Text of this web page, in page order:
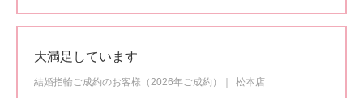
大満足しています
結婚指輪ご成約のお客様（2026年ご成約）
松本店